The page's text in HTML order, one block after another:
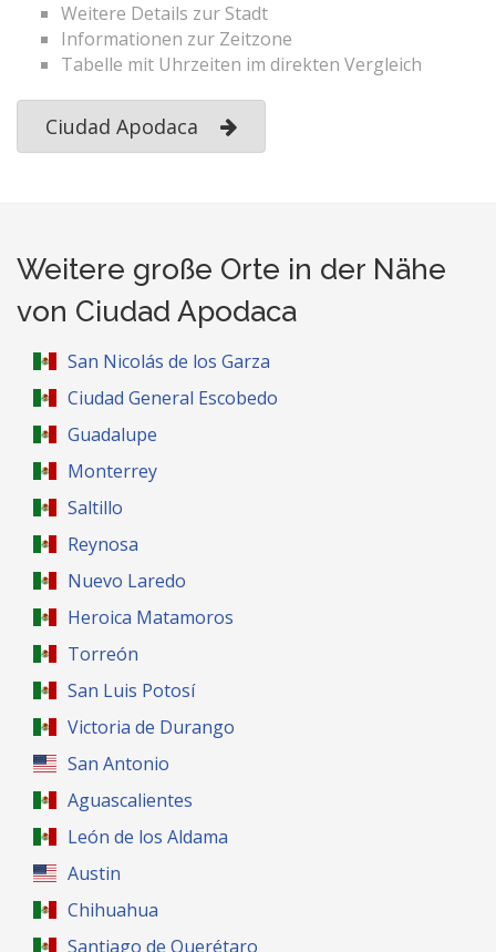
Weitere Details zur Stadt
Informationen zur Zeitzone
Tabelle mit Uhrzeiten im direkten Vergleich
Ciudad Apodaca
Weitere große Orte in der Nähe
von Ciudad Apodaca
San Nicolás de los Garza
Ciudad General Escobedo
Guadalupe
Monterrey
Saltillo
Reynosa
Nuevo Laredo
Heroica Matamoros
Torreón
San Luis Potosí
Victoria de Durango
San Antonio
Aguascalientes
León de los Aldama
Austin
Chihuahua
Santiago de Querétaro